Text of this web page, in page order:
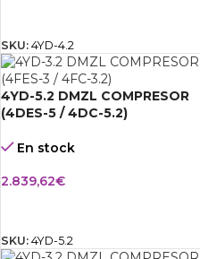
SKU: 4YD-4.2
4YD-5.2 DMZL COMPRESOR
(4DES-5 / 4DC-5.2)
En stock
2.839,62€
SKU: 4YD-5.2